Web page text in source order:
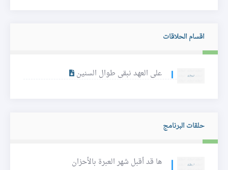
اقسام الحلاقات
على العهد نبقى طوال السنين
حلقات البرنامج
ها قد أقبل شهر العبرة بالأحزان